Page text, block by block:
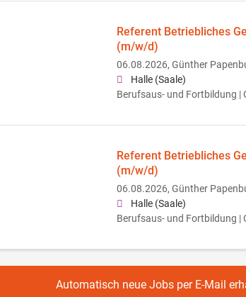
Referent Betriebliches
(m/w/d)
06.08.2026, Günther
Halle (Saale)
Berufsaus- und Fortbildung |
Referent Betriebliches
(m/w/d)
06.08.2026, Günther
Halle (Saale)
Berufsaus- und Fortbildung |
Automatisch neue Jobs per E-Mail